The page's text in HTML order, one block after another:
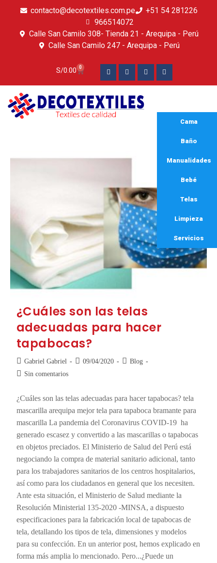
contacto@decotextiles.com.pe
+51 54 281226
966514072
Calle San Camilo 308- Tienda 21 - Arequipa - Perú
Calle San Camilo 247 - Arequipa - Perú​
S/0.00 0
Cama
Baño
Manualidades
Bebé
Telas
Limpieza
Servicios
¿Cuáles son las telas
adecuadas para hacer
tapabocas?
Gabriel Gabriel 09/04/2020
Blog
Sin comentarios
¿Cuáles son las telas adecuadas para hacer tapabocas? tela
mascarilla arequipa mejor tela para tapaboca bramante para
mascarilla La pandemia del Coronavirus COVID-19 ha
generado escasez y convertido a las mascarillas o tapabocas
en objetos preciados. El Ministerio de Salud del Perú está
negociando la compra de material sanitario adicional, tanto
para los trabajadores sanitarios de los centros hospitalarios,
así como para los ciudadanos en general que los necesiten.
Ante esta situación, el Ministerio de Salud mediante la
Resolución Ministerial 135-2020 -MINSA, a dispuesto
especificaciones para la fabricación local de tapabocas de
tela, detallando los tipos de tela, dimensiones y modelos
para su confección. En un anterior post, hemos explicado en
forma más amplia lo mencionado. Pero...¿Puede un